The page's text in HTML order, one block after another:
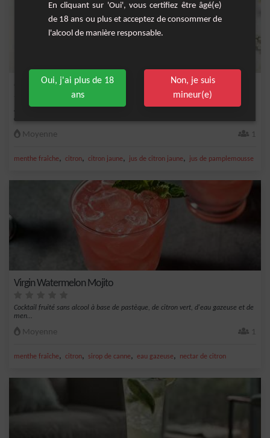
Grapefruit Royal
&nbsp;Un cocktail sans alcool à base de pétillant, de pamplemousse, de citron et
de men...
Moyenne 1
menthe fraîche, citron, citron jaune, jus de citron jaune, jus de pamplemousse
Virgin Watermelon Mojito
Cocktail fruité sans alcool à base de pastèque, de citron vert, d'eau gazeuse et de
men...
Moyenne 1
menthe fraîche, citron, sirop de canne, eau gazeuse, nectar de citron
En cliquant sur 'Oui', vous certifiez être âgé(e)
de 18 ans ou plus et acceptez de consommer de
l'alcool de manière responsable.
Oui, j'ai plus de 18
ans
Non, je suis
mineur(e)